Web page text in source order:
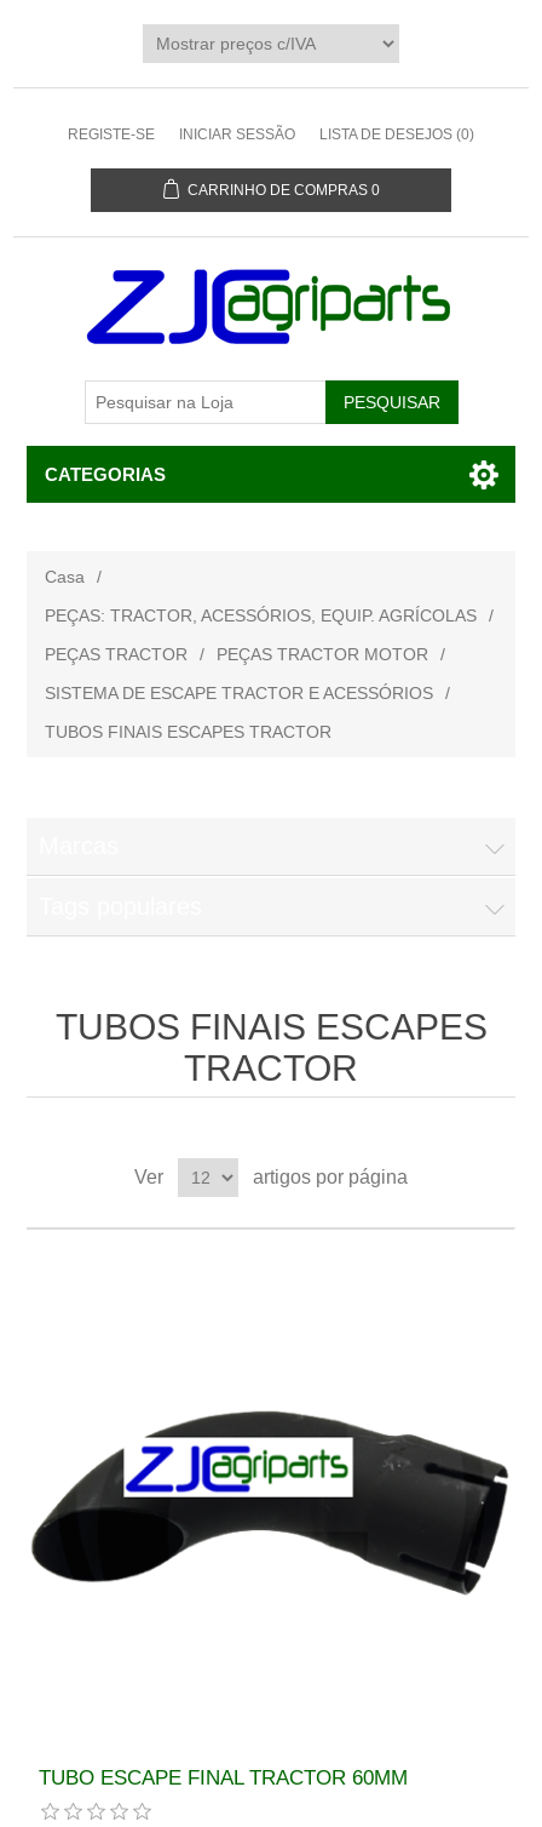
REGISTE-SE INICIAR SESSÃO LISTA DE DESEJOS (0)
CARRINHO DE COMPRAS 0
CATEGORIAS
Casa
/
PEÇAS: TRACTOR, ACESSÓRIOS, EQUIP. AGRÍCOLAS
/
PEÇAS TRACTOR
/ PEÇAS TRACTOR MOTOR
/
SISTEMA DE ESCAPE TRACTOR E ACESSÓRIOS
/
TUBOS FINAIS ESCAPES TRACTOR
TUBOS FINAIS ESCAPES
TRACTOR
Ver artigos por página
TUBO ESCAPE FINAL TRACTOR 60MM